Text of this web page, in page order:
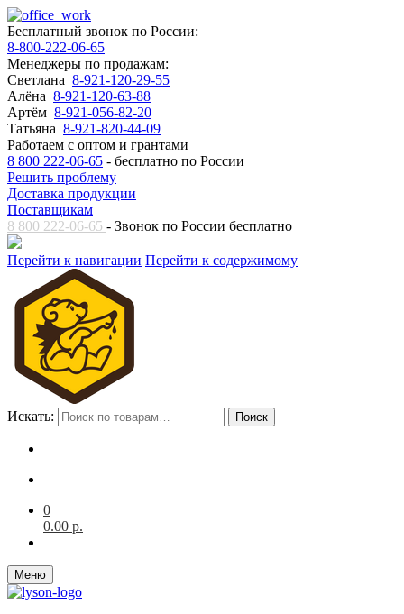
Бесплатный звонок по России:
8-800-222-06-65
Менеджеры по продажам:
Светлана 8-921-120-29-55
Алёна 8-921-120-63-88
Артём 8-921-056-82-20
Татьяна 8-921-820-44-09
Работаем с оптом и грантами
8 800 222-06-65 - бесплатно по России
Решить проблему
Доставка продукции
Поставщикам
8 800 222-06-65 - Звонок по России бесплатно
Перейти к навигации Перейти к содержимому
Искать: Поиск
0
0.00 р.
Меню